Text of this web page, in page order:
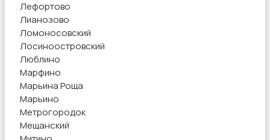
Лефортово
Лианозово
Ломоносовский
Лосиноостровский
Люблино
Марфино
Марьина Роща
Марьино
Метрогородок
Мещанский